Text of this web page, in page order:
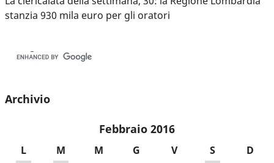
stanzia 930 mila euro per gli oratori
Archivio
Febbraio 2016
L M M G V S
D